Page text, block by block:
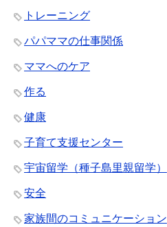
トレーニング
パパママの仕事関係
ママへのケア
作る
健康
子育て支援センター
宇宙留学（種子島里親留学）
安全
家族間のコミュニケーション